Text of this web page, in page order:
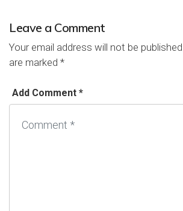
Leave a Comment
Your email address will not be published.
are marked *
Add Comment *